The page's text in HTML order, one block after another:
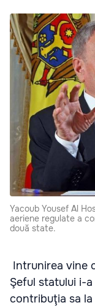
Yacoub Yousef Al
aeriene regulate a
două state.
Intrunirea vine
Şeful statului i-
contribuţia sa